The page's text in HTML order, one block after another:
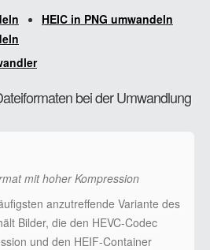
HEIC in PNG umwandeln
bei der Umwandlung
mit hoher Kompression
anzutreffende Variante des
Bilder, die den HEVC-Codec
und den HEIF-Container